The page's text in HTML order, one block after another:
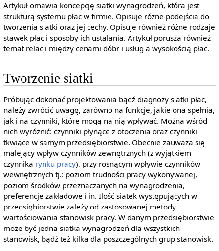
Artykuł omawia koncepcję siatki wynagrodzeń, która jest
strukturą systemu płac w firmie. Opisuje różne podejścia do
tworzenia siatki oraz jej cechy. Opisuje również różne rodzaje
stawek płac i sposoby ich ustalania. Artykuł porusza również
temat relacji między cenami dóbr i usług a wysokością płac.
Tworzenie siatki
Próbując dokonać projektowania bądź diagnozy siatki płac,
należy zwrócić uwagę, zarówno na funkcje, jakie ona spełnia,
jak i na czynniki, które mogą na nią wpływać. Można wśród
nich wyróżnić: czynniki płynące z otoczenia oraz czynniki
tkwiące w samym przedsiębiorstwie. Obecnie zauważa się
malejący wpływ czynników zewnętrznych (z wyjątkiem
czynnika rynku pracy), przy rosnącym wpływie czynników
wewnętrznych tj.: poziom trudności pracy wykonywanej,
poziom środków przeznaczanych na wynagrodzenia,
preferencje zakładowe i in. Ilość siatek występujących w
przedsiębiorstwie zależy od zastosowanej metody
wartościowania stanowisk pracy. W danym przedsiębiorstwie
może być jedna siatka wynagrodzeń dla wszystkich
stanowisk, bądź też kilka dla poszczególnych grup stanowisk.